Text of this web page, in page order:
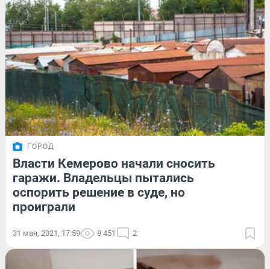
ГОРОД
Власти Кемерово начали сносить
гаражи. Владельцы пытались
оспорить решение в суде, но
проиграли
31 мая, 2021, 17:59 8 451 2